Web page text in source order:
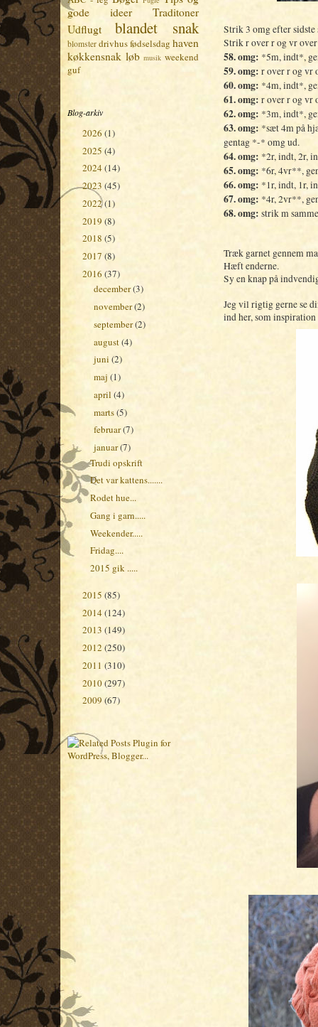
Strik 3 omg efter sidste
Strik r over r og vr
58. omg: *5m, indt*,
59. omg: r over r og vr
60. omg: *4m, indt*,
61. omg: r over r og vr
62. omg: *3m, indt*,
63. omg: *sæt 4m på
gentag *-* omg ud.
64. omg: *2r, indt, 2r,
65. omg: *6r, 4vr**,
66. omg: *1r, indt, 1r,
67. omg: *4r, 2vr**,
68. omg: strik m
Træk garnet gennem
Hæft enderne.
Sy en knap på
Jeg vil rigtig gerne se
ind her, som
gode ideer
Traditoner
Udflugt
blandet snak
blomster drivhusfødselsdag haven
køkkensnak løb musik weekend
guf
Blog-arkiv
2026 (1)
2025 (4)
2024 (14)
►2023 (45)
2022(1)
2019 (8)
2018 (5)
2017 (8)
2016 (37)
december(3)
november(2)
september(2)
august(4)
juni (2)
maj (1)
april (4)
marts(5)
februar(7)
▼ januar(7)
Trudi opskrift
Det var kattens.......
Rodet hue...
Gang i garn.....
Weekender.....
Fridag....
2015 gik .....
2015 (85)
2014(124)
2013 (149)
2012 (250)
2011 (310)
2010(297)
2009 (67)